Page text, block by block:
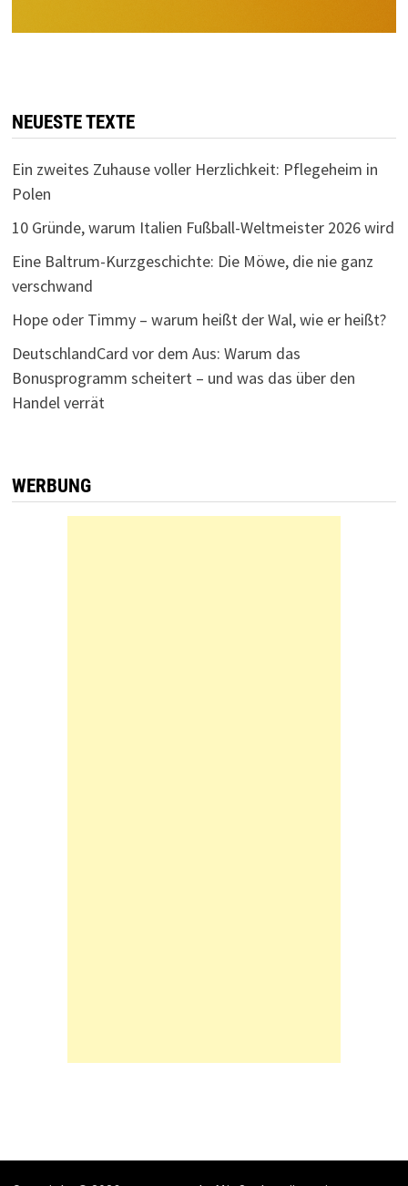
NEUESTE TEXTE
Ein zweites Zuhause voller Herzlichkeit: Pflegeheim in
Polen
10 Gründe, warum Italien Fußball-Weltmeister 2026 wird
Eine Baltrum-Kurzgeschichte: Die Möwe, die nie ganz
verschwand
Hope oder Timmy – warum heißt der Wal, wie er heißt?
DeutschlandCard vor dem Aus: Warum das
Bonusprogramm scheitert – und was das über den
Handel verrät
WERBUNG